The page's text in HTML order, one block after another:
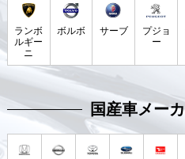
ランボ
ルギー
ニ
ボルボ サーブ
プジョ
ー
国産車メー